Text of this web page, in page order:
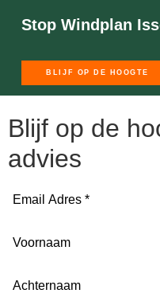
Stop Windplan
BLIJF OP DE HOOGTE
Blijf op de
advies